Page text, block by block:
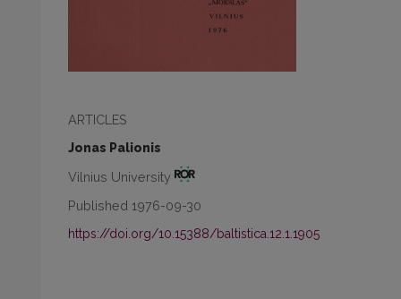
ARTICLES
Jonas Palionis
Vilnius University
Published 1976-09-30
https://doi.org/10.15388/baltistica.12.1.1905